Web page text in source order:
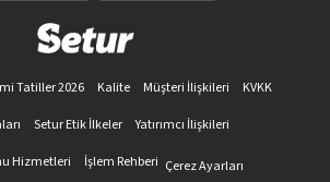
Tatiller 2026 Kalite Müşteri İlişkileri
KVKK
Setur Etik İlkeler
Yatırımcı İlişkileri
Hizmetleri
İşlem Rehberi Çerez Ayarları